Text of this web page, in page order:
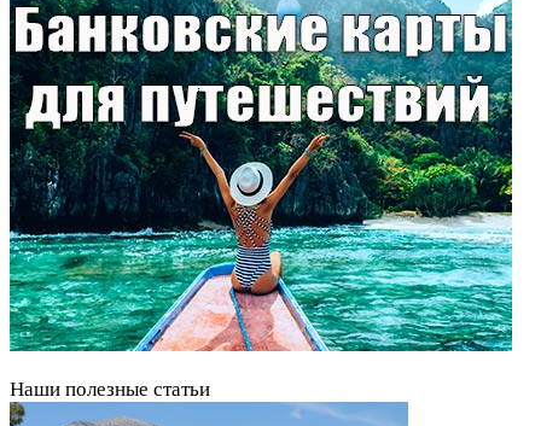
Наши полезные статьи